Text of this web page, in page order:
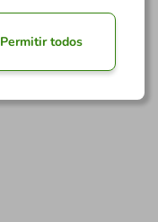
Permitir todos